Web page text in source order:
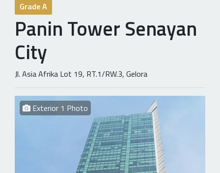
Grade A
Panin Tower Senayan
City
Jl. Asia Afrika Lot 19, RT.1/RW.3, Gelora
Exterior 1 Photo